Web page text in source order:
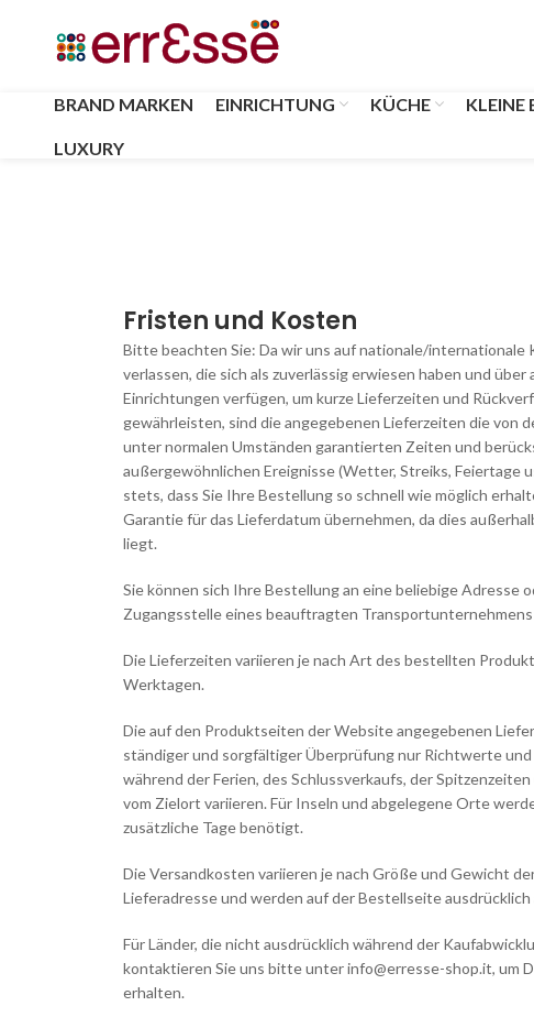
BRAND MARKEN EINRICHTUNG KÜCHE KLEINE
LUXURY
Fristen und Kosten
Bitte beachten Sie: Da wir uns auf nationale/internationale
verlassen, die sich als zuverlässig erwiesen haben und über
Einrichtungen verfügen, um kurze Lieferzeiten und
gewährleisten, sind die angegebenen Lieferzeiten die von
unter normalen Umständen garantierten Zeiten und
außergewöhnlichen Ereignisse (Wetter, Streiks, Feiertage
stets, dass Sie Ihre Bestellung so schnell wie möglich
Garantie für das Lieferdatum übernehmen, da dies
liegt.
Sie können sich Ihre Bestellung an eine beliebige Adresse
Zugangsstelle eines beauftragten Transportunternehmens
Die Lieferzeiten variieren je nach Art des bestellten
Werktagen.
Die auf den Produktseiten der Website angegebenen
ständiger und sorgfältiger Überprüfung nur Richtwerte
während der Ferien, des Schlussverkaufs, der
vom Zielort variieren. Für Inseln und abgelegene Orte
zusätzliche Tage benötigt.
Die Versandkosten variieren je nach Größe und Gewicht
Lieferadresse und werden auf der Bestellseite ausdrücklich
Für Länder, die nicht ausdrücklich während der
kontaktieren Sie uns bitte unterinfo@erresse-shop.it, um
erhalten.